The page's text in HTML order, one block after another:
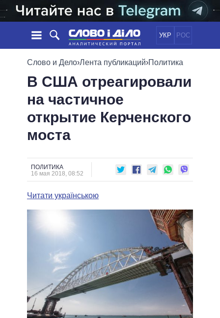
УКР РОС
НОВОСТИ
ЛЕНТА
СОБЫТИЯ
СТАТЬИ
МНЕНИЯ
ОБЗОРЫ
ДАЙДЖЕСТЫ
ПОЛИТИКА
ЭКОНОМИКА
ОБЩЕСТВО
МИР
ОБЕЩАНИЯ
ПОЛИТИКИ
ВСЕ ПОЛИТИКИ
ПРЕЗИДЕНТ И ОФИС
ВЕРХОВНАЯ РАДА
КАБИНЕТ МИНИСТРОВ
МЭРЫ
ИНФОГРАФИКА
ПОДДЕРЖАТЬ
СРАВНЕНИЕ ПОЛИТИКОВ
Слово и Дело›Лента публикаций›Политика
В США отреагировали
на частичное
открытие Керченского
моста
ПОЛИТИКА
16 мая 2018, 08:52
Читати українською